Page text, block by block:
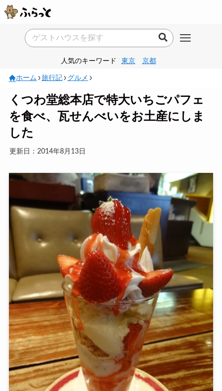
人気のキーワード 東京 京都
ホーム 旅行記 グルメ
くつわ堂総本店で特大いちごパフェ
を食べ、瓦せんべいをお土産にしま
した
更新日：2014年8月13日